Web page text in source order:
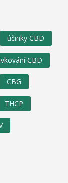
účinky CBD
CBD
CBG
THCP